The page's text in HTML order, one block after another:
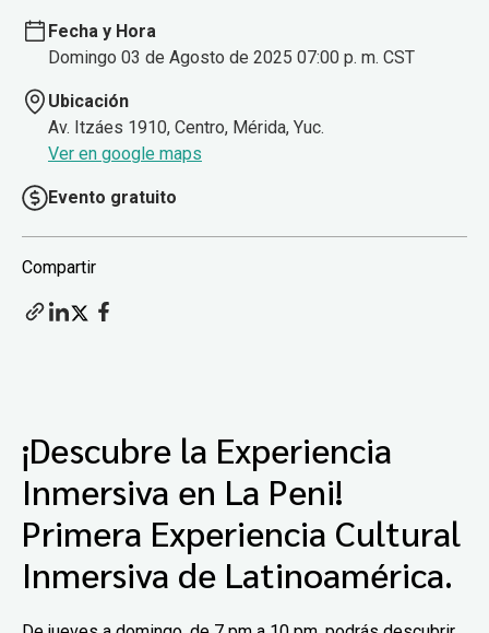
Fecha y Hora
Domingo 03 de Agosto de 2025 07:00 p. m. CST
Ubicación
Av. Itzáes 1910, Centro, Mérida, Yuc.
Ver en google maps
Evento gratuito
Compartir
¡Descubre la Experiencia
Inmersiva en La Peni!
Primera Experiencia Cultural
Inmersiva de Latinoamérica.